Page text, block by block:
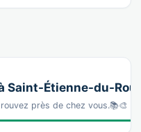
Saint-Étienne-du-
près de chez vous.📚🎨